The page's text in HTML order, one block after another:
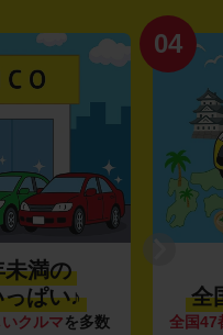
満の
ぱい♪
クルマを多数
04
全
全国47